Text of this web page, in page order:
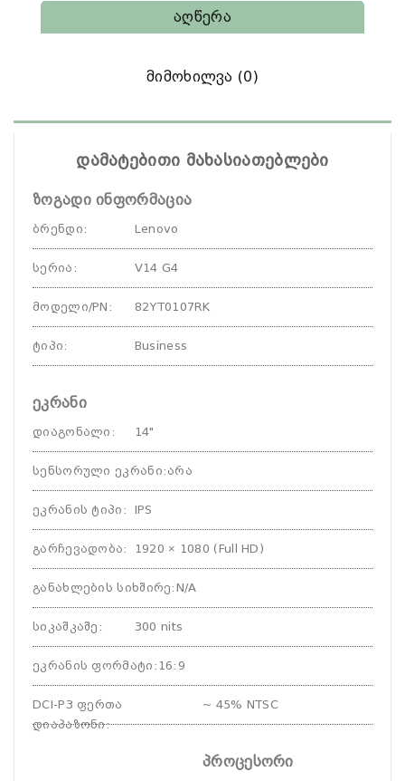
Აღწერა
Მიმოხილვა (0)
დამატებითი მახასიათებლები
ზოგადი ინფორმაცია
ბრენდი: Lenovo
სერია : V14 G4
მოდელი/PN : 82YT0107RK
ტიპი: Business
ეკრანი
დიაგონალი : 14"
სენსორული ეკრანი: არა
ეკრანის ტიპი : IPS
გარჩევადობა: 1920 × 1080 (Full HD)
განახლების სიხშირე: N/A
სიკაშკაშე : 300 nits
ეკრანის ფორმატი : 16:9
DCI-P3 ფერთა
დიაპაზონი:
~ 45% NTSC
პროცესორი